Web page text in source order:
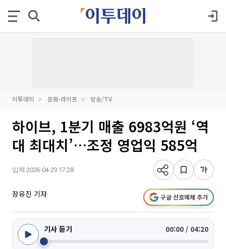
이투데이 문화·라이프 방송/TV
하이브, 1분기 매출 6983억원 ‘역
대 최대치’…조정 영업익 585억
입력 2026-04-29 17:28
장유진 기자 구글 선호매체 추가
기사 듣기 00:00 / 04:20